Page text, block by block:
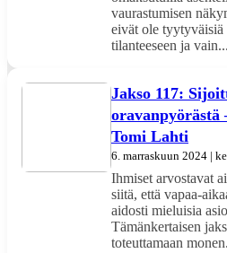
vaurastumisen
eivät ole tyytyväisiä
tilanteeseen ja vain...
Jakso 117:
oravanpyörästä
Tomi Lahti
6. marraskuun 2024 |
Ihmiset arvostavat
siitä, että vapaa-
aidosti mieluisia
Tämänkertaisen
toteuttamaan